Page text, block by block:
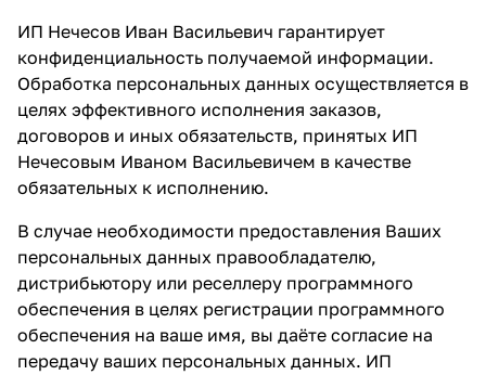
ИП Нечесов Иван Васильевич гарантирует
конфиденциальность получаемой информации.
Обработка персональных данных осуществляется в
целях эффективного исполнения заказов,
договоров и иных обязательств, принятых ИП
Нечесовым Иваном Васильевичем в качестве
обязательных к исполнению.
В случае необходимости предоставления Ваших
персональных данных правообладателю,
дистрибьютору или реселлеру программного
обеспечения в целях регистрации программного
обеспечения на ваше имя, вы даёте согласие на
передачу ваших персональных данных. ИП